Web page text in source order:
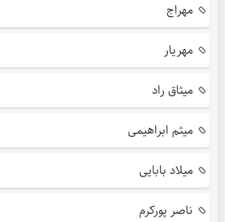
مهراج
مهریار
میثاق راد
میثم ابراهیمی
میلاد بابایی
ناصر پورکرم